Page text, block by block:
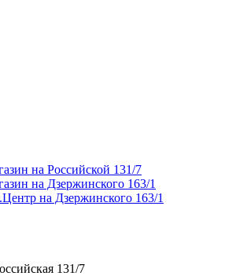
на Российской 131/7
на Дзержинского 163/1
на Дзержинского 163/1
131/7